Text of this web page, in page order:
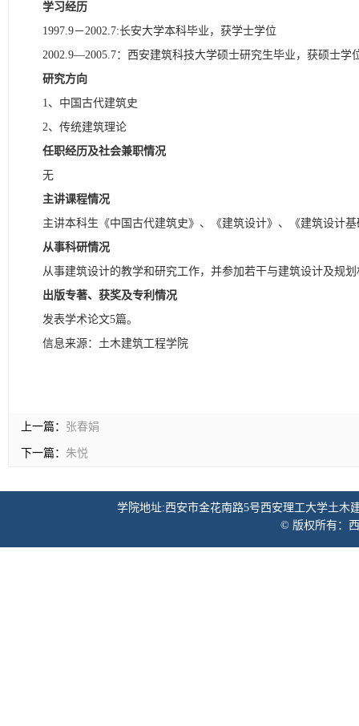
学习经历
1997.9－2002.7:长安大学本科毕业，获学士学位
2002.9—2005.7：西安建筑科技大学硕士研究生毕业，获硕士学
研究方向
1、中国古代建筑史
2、传统建筑理论
任职经历及社会兼职情况
无
主讲课程情况
主讲本科生《中国古代建筑史》、《建筑设计》、《建筑设计
从事科研情况
从事建筑设计的教学和研究工作，并参加若干与建筑设计及规
出版专著、获奖及专利情况
发表学术论文5篇。
信息来源：土木建筑工程学院
上一篇： 张春娟
下一篇： 朱悦
学院地址:西安市金花南路5号西安理工大学土木
© 版权所有：